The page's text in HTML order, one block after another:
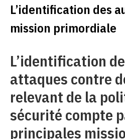
L’identification des
mission primordiale
L’identification
attaques contre
relevant de la
sécurité compte
principales